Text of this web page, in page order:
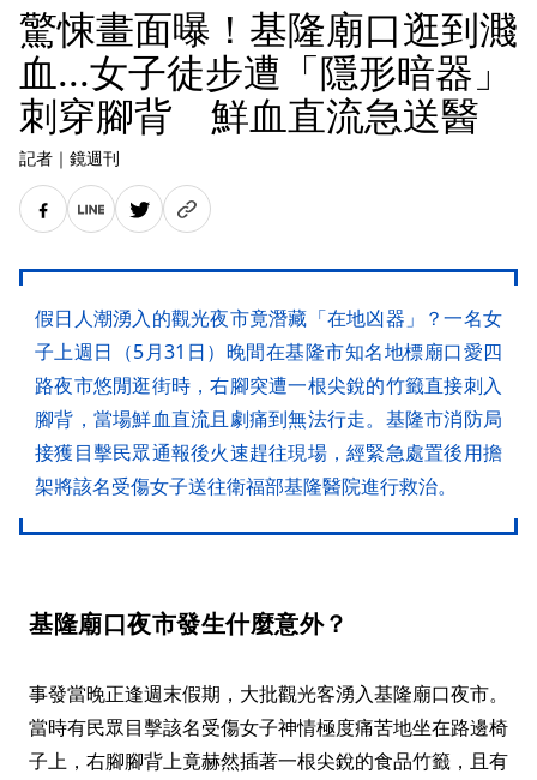
驚悚畫面曝！基隆廟口逛到濺
血...女子徒步遭「隱形暗器」
刺穿腳背 鮮血直流急送醫
記者 ｜ 鏡週刊
假日人潮湧入的觀光夜市竟潛藏「在地凶器」？一名女
子上週日（5月31日）晚間在基隆市知名地標廟口愛四
路夜市悠閒逛街時，右腳突遭一根尖銳的竹籤直接刺入
腳背，當場鮮血直流且劇痛到無法行走。基隆市消防局
接獲目擊民眾通報後火速趕往現場，經緊急處置後用擔
架將該名受傷女子送往衛福部基隆醫院進行救治。
基隆廟口夜市發生什麼意外？
事發當晚正逢週末假期，大批觀光客湧入基隆廟口夜市。
當時有民眾目擊該名受傷女子神情極度痛苦地坐在路邊椅
子上，右腳腳背上竟赫然插著一根尖銳的食品竹籤，且有